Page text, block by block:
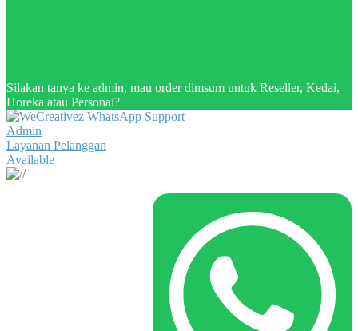
Silakan tanya ke admin, mau order dimsum untuk Reseller, Kedai,
Horeka atau Personal?
Admin
Layanan Pelanggan
Available